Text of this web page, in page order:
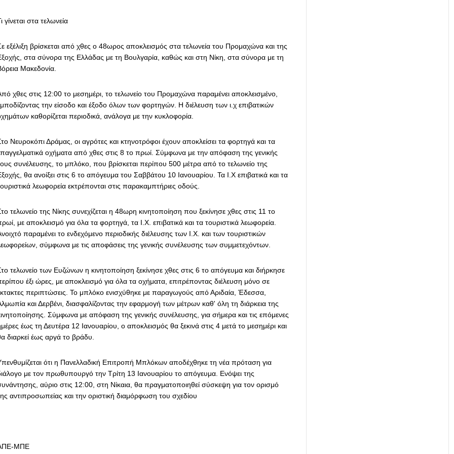
γίνεται στα τελωνεία
εξέλιξη βρίσκεται από χθες ο 48ωρος αποκλεισμός στα τελωνεία του Προμαχώνα και της
στα σύνορα της Ελλάδας με τη Βουλγαρία, καθώς και στη Νίκη, στα σύνορα με τη
Μακεδονία.
χθες στις 12:00 το μεσημέρι, το τελωνείο του Προμαχώνα παραμένει αποκλεισμένο,
την είσοδο και έξοδο όλων των φορτηγών. Η διέλευση των ι.χ επιβατικών
καθορίζεται περιοδικά, ανάλογα με την κυκλοφορία.
Νευροκόπι Δράμας, οι αγρότες και κτηνοτρόφοι έχουν αποκλείσει τα φορτηγά και τα
οχήματα από χθες στις 8 το πρωί. Σύμφωνα με την απόφαση της γενικής
συνέλευσης, το μπλόκο, που βρίσκεται περίπου 500 μέτρα από το τελωνείο της
θα ανοίξει στις 6 το απόγευμα του Σαββάτου 10 Ιανουαρίου. Τα Ι.Χ επιβατικά και τα
λεωφορεία εκτρέπονται στις παρακαμπτήριες οδούς.
τελωνείο της Νίκης συνεχίζεται η 48ωρη κινητοποίηση που ξεκίνησε χθες στις 11 το
με αποκλεισμό για όλα τα φορτηγά, τα Ι.Χ. επιβατικά και τα τουριστικά λεωφορεία.
παραμένει το ενδεχόμενο περιοδικής διέλευσης των Ι.Χ. και των τουριστικών
σύμφωνα με τις αποφάσεις της γενικής συνέλευσης των συμμετεχόντων.
τελωνείο των Ευζώνων η κινητοποίηση ξεκίνησε χθες στις 6 το απόγευμα και διήρκησε
έξι ώρες, με αποκλεισμό για όλα τα οχήματα, επιτρέποντας διέλευση μόνο σε
περιπτώσεις. Το μπλόκο ενισχύθηκε με παραγωγούς από Αριδαία, Έδεσσα,
και Δερβένι, διασφαλίζοντας την εφαρμογή των μέτρων καθ' όλη τη διάρκεια της
Σύμφωνα με απόφαση της γενικής συνέλευσης, για σήμερα και τις επόμενες
έως τη Δευτέρα 12 Ιανουαρίου, ο αποκλεισμός θα ξεκινά στις 4 μετά το μεσημέρι και
διαρκεί έως αργά το βράδυ.
ότι η Πανελλαδική Επιτροπή Μπλόκων αποδέχθηκε τη νέα πρόταση για
με τον πρωθυπουργό την Τρίτη 13 Ιανουαρίου το απόγευμα. Ενόψει της
αύριο στις 12:00, στη Νίκαια, θα πραγματοποιηθεί σύσκεψη για τον ορισμό
αντιπροσωπείας και την οριστική διαμόρφωση του σχεδίου
ΜΠΕ